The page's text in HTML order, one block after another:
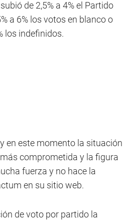
de 2,5% a 4% el Partido
a 6% los votos en blanco o
los indefinidos.
en este momento la situación
comprometida y la figura
fuerza y no hace la
en su sitio web.
de voto por partido la